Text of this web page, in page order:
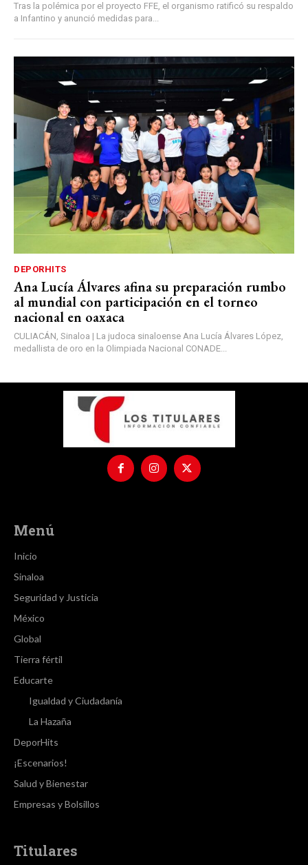
Tras la polémica por el proyecto FFE, el organismo ratificó su respaldo
a Infantino y anunció medidas para...
DEPORHITS
Ana Lucía Álvares afina su preparación rumbo
al mundial con participación en el torneo
nacional en oaxaca
CULIACÁN, Sinaloa | La judoca sinaloense Ana Lucía Álvares López,
medallista de oro en la Olimpiada Nacional CONADE...
Menú
Inicio
Sinaloa
Seguridad y Justicia
México
Global
Tierra fértil
Educarte
Igualdad y Ciudadanía
La Hazaña
DeporHits
¡Escenarios!
Salud y Bienestar
Empresas y Bolsillos
Titulares